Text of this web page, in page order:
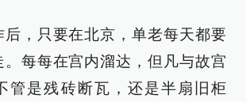
后，只要在北京，单老每天都要
每每在宫内溜达，但凡与故宫
管是残砖断瓦，还是半扇旧柜